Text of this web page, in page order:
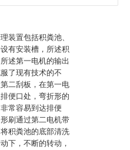
装置包括积粪池、
有安装槽，所述积
述第一电机的输出
了现有技术的不
二刮板，在第一电
便口处，弯折形的
常容易到达排便
刷通过第二电机带
积粪池的底部清洗
下，不断的转动，